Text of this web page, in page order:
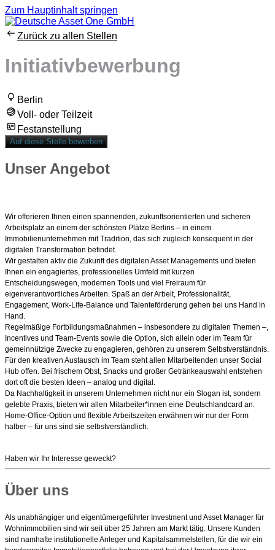
Zum Hauptinhalt springen
Zurück zu allen Stellen
Initiativbewerbung
Berlin
Voll- oder Teilzeit
Festanstellung
Auf diese Stelle bewerben
Unser Angebot
Wir offerieren Ihnen einen spannenden, zukunftsorientierten und sicheren
Arbeitsplatz an einem der schönsten Plätze Berlins – in einem
Immobilienunternehmen mit Tradition, das sich zugleich konsequent in der
digitalen Transformation befindet.
Wir gestalten aktiv die Zukunft des digitalen Asset Managements und bieten
Ihnen ein engagiertes, professionelles Umfeld mit kurzen
Entscheidungswegen, modernen Tools und viel Freiraum für
eigenverantwortliches Arbeiten. Spaß an der Arbeit, Professionalität,
Engagement, Work-Life-Balance und Talenteförderung gehen bei uns Hand in
Hand.
Regelmäßige Fortbildungsmaßnahmen – insbesondere zu digitalen Themen –,
Incentives und Team-Events sowie die Option, sich allein oder im Team für
gemeinnützige Zwecke zu engagieren, gehören zu unserem Selbstverständnis.
Für den kreativen Austausch im Team steht allen Mitarbeitenden unser Social
Hub offen. Bei frischem Obst, Snacks und großer Getränkeauswahl entstehen
dort oft die besten Ideen – analog und digital.
Da Nachhaltigkeit in unserem Unternehmen nicht nur ein Slogan ist, sondern
gelebte Praxis, bieten wir allen Mitarbeiter*innen eine Deutschlandcard an.
Home-Office-Option und flexible Arbeitszeiten erwähnen wir nur der Form
halber – für uns sind sie selbstverständlich.
Haben wir Ihr Interesse geweckt?
Über uns
Als unabhängiger und eigentümergeführter Investment und Asset Manager für
Wohnimmobilien sind wir seit über 25 Jahren am Markt tätig. Unsere Kunden
sind namhafte institutionelle Anleger und Kapitalsammelstellen, für die wir ein